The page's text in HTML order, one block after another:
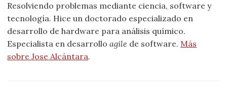
Resolviendo problemas mediante ciencia, software y
tecnología. Hice un doctorado especializado en
desarrollo de hardware para análisis químico.
Especialista en desarrolloagile de software. Más
sobre Jose Alcántara.